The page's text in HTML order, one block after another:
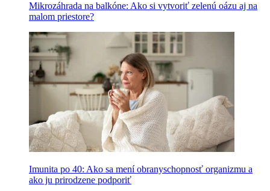
Mikrozáhrada na balkóne: Ako si vytvoriť zelenú oázu aj na
malom priestore?
Imunita po 40: Ako sa mení obranyschopnosť organizmu a
ako ju prirodzene podporiť